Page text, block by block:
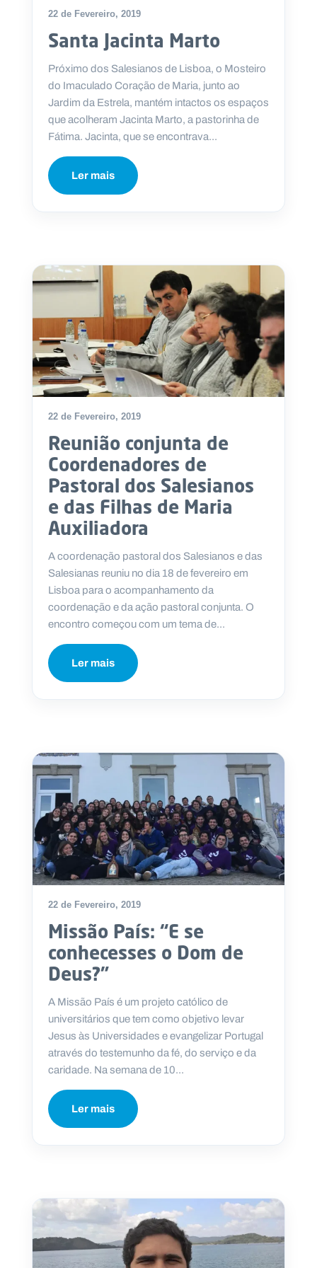
22 de Fevereiro, 2019
Santa Jacinta Marto
Próximo dos Salesianos de Lisboa, o Mosteiro
do Imaculado Coração de Maria, junto ao
Jardim da Estrela, mantém intactos os espaços
que acolheram Jacinta Marto, a pastorinha de
Fátima. Jacinta, que se encontrava...
Ler mais
22 de Fevereiro, 2019
Reunião conjunta de
Coordenadores de
Pastoral dos Salesianos
e das Filhas de Maria
Auxiliadora
A coordenação pastoral dos Salesianos e das
Salesianas reuniu no dia 18 de fevereiro em
Lisboa para o acompanhamento da
coordenação e da ação pastoral conjunta. O
encontro começou com um tema de...
Ler mais
22 de Fevereiro, 2019
Missão País: “E se
conhecesses o Dom de
Deus?”
A Missão País é um projeto católico de
universitários que tem como objetivo levar
Jesus às Universidades e evangelizar Portugal
através do testemunho da fé, do serviço e da
caridade. Na semana de 10...
Ler mais
P
O
R
T
A
L
N
A
C
O
A
S
a
i
a
n
.
p
A
e
d
a
C
n
a
c
t
o
s
N
e
w
l
e
tt
e
r